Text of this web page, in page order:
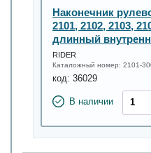
Наконечник
2101, 2102, 2103,
длинный
RIDER
Каталожный номер: 2101-
код: 36029
В наличии